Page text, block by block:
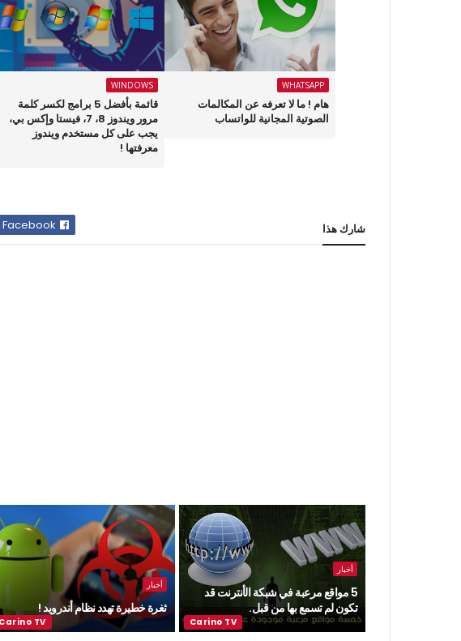
WHATSAPP
هام ! ما لا تعرفه عن المكالمات
الصوتية المجانية للواتساب
WINDOWS
قائمة بأفضل 5 برامج لكسر كلمة
مرور ويندوز 8، 7، فيستا وإكس بي،
يجب على كل مستخدم ويندوز
معرفتها !
شارك هذا
أخبار
5 مواقع مرعبة في شبكة الأنترنت قد
تكون لم تسمع بها من قبل.
أخبار
ثغرة خطيرة تهدد نظام أندرويد !